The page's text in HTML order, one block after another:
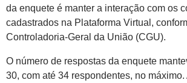
da enquete é manter a interação com os
cadastrados na Plataforma Virtual,
Controladoria-Geral da União (CGU).
O número de respostas da enquete
30, com até 34 respondentes, no